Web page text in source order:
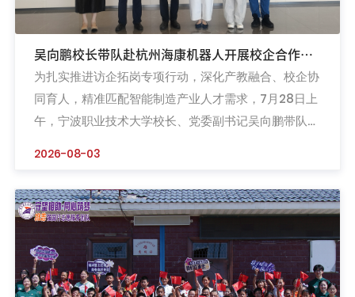
吴向鹏校长带队赴杭州海康机器人开展校企合作交
流并共建现场工程师学院
为扎实推进访企拓岗专项行动，深化产教融合、校企协
同育人，精准匹配智能制造产业人才需求，7月28日上
午，宁波职业技术大学校长、党委副书记吴向鹏带队赴
作处处长张定华、发展规划处处长兼人工智能学院院长
陈子珍、人工智能学院党委书记李超燕及专业教师代表
随行。海康机器人副总裁徐志军、机器视觉产品总监呼
志刚、教育生态总...
2026-08-03